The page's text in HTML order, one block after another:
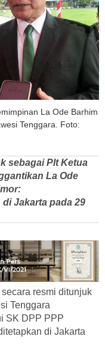
La Ode Barhim
Tenggara. Foto:
sebagai Plt Ketua
La Ode
di Jakarta pada 29
resmi ditunjuk
Tenggara
SK DPP PPP
di Jakarta